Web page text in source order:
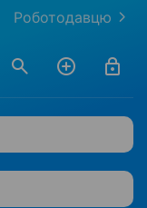
Роботодавцю